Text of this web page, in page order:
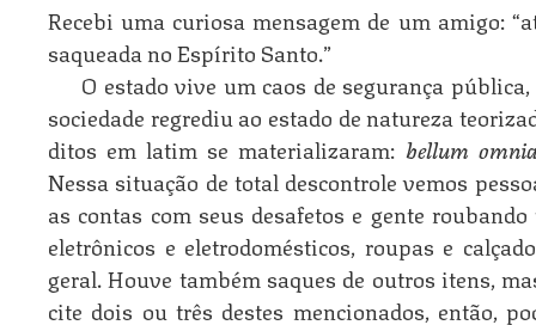
Recebi uma curiosa mensagem de um amigo:
saqueada no Espírito Santo.”
O estado vive um caos de segurança
sociedade regrediu ao estado de natureza
ditos em latim se materializaram: bellum
Nessa situação de total descontrole vemos
as contas com seus desafetos e gente
eletrônicos e eletrodomésticos, roupas e
geral. Houve também saques de outros itens,
cite dois ou três destes mencionados, então,